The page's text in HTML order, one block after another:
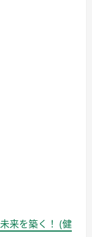
来を築く！ (健